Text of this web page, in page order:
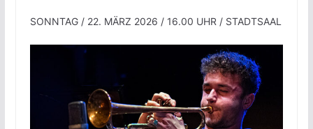
SONNTAG / 22. MÄRZ 2026 / 16.00 UHR / STADTSAAL